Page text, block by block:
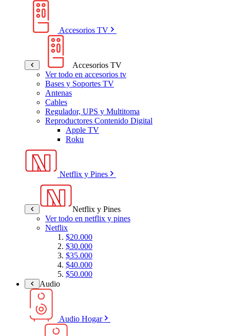
Accesorios TV
Accesorios TV
Ver todo en accesorios tv
Bases y Soportes TV
Antenas
Cables
Regulador, UPS y Multitoma
Reproductores Contenido Digital
Apple TV
Roku
Netflix y Pines
Netflix y Pines
Ver todo en netflix y pines
Netflix
$20.000
$30.000
$35.000
$40.000
$50.000
Audio
Audio Hogar